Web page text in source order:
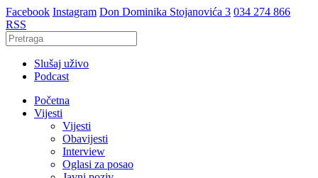
Facebook Instagram Don Dominika Stojanovića 3 034 274 866
RSS
Slušaj uživo
Podcast
Početna
Vijesti
Vijesti
Obavijesti
Interview
Oglasi za posao